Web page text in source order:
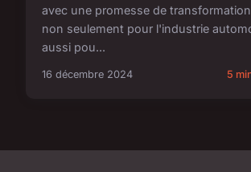
avec une promesse de
non seulement pour l'industrie
aussi pou...
16 décembre 2024 5